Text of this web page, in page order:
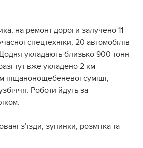
на ремонт дороги залучено 11
спецтехніки, 20 автомобілів
укладають близько 900 тонн
тут вже укладено 2 км
піщанонощебеневої суміші,
Роботи йдуть за
з’їзди, зупинки, розмітка та